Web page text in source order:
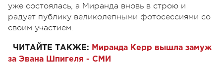
уже состоялась, а Миранда вновь в строю и
радует публику великолепными фотосессиями со
своим участием.
ЧИТАЙТЕ ТАКЖЕ: Миранда Керр вышла замуж
за Эвана Шпигеля - СМИ